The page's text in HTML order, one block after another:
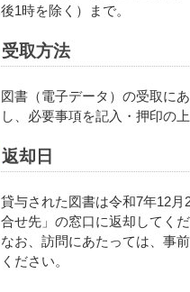
後1時を除く）まで。
受取方法
図書（電子データ）の受取に
し、必要事項を記入・押印の
返却日
貸与された図書は令和7年12
合せ先」の窓口に返却してくだ
なお、訪問にあたっては、事
ください。